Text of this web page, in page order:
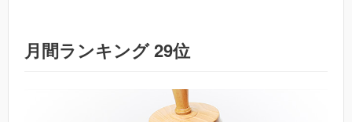
月間ランキング 29位